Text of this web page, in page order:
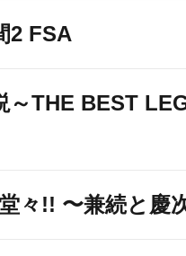
2 FSA
～THE BEST
々!! 〜兼続と慶